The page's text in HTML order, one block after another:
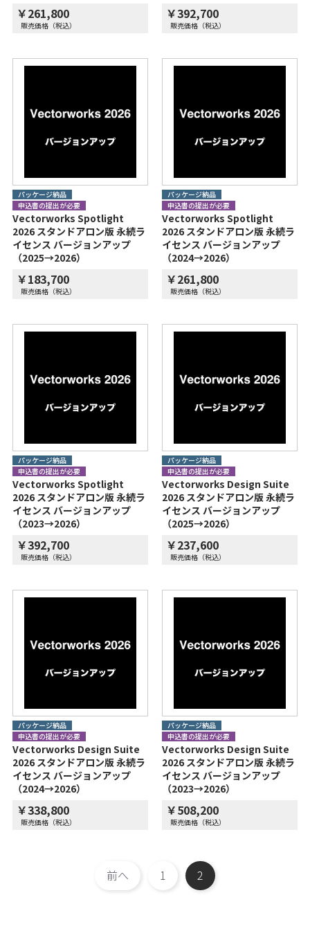
￥261,800
販売価格（税込）
￥392,700
販売価格（税込）
パッケージ納品
申込書の提出が必要
Vectorworks Spotlight
2026 スタンドアロン版 永続ラ
イセンス バージョンアップ
（2025→2026）
￥183,700
販売価格（税込）
パッケージ納品
申込書の提出が必要
Vectorworks Spotlight
2026 スタンドアロン版 永続ラ
イセンス バージョンアップ
（2024→2026）
￥261,800
販売価格（税込）
パッケージ納品
申込書の提出が必要
Vectorworks Spotlight
2026 スタンドアロン版 永続ラ
イセンス バージョンアップ
（2023→2026）
￥392,700
販売価格（税込）
パッケージ納品
申込書の提出が必要
Vectorworks Design Suite
2026 スタンドアロン版 永続ラ
イセンス バージョンアップ
（2025→2026）
￥237,600
販売価格（税込）
パッケージ納品
申込書の提出が必要
Vectorworks Design Suite
2026 スタンドアロン版 永続ラ
イセンス バージョンアップ
（2024→2026）
￥338,800
販売価格（税込）
パッケージ納品
申込書の提出が必要
Vectorworks Design Suite
2026 スタンドアロン版 永続ラ
イセンス バージョンアップ
（2023→2026）
￥508,200
販売価格（税込）
前へ 1 2